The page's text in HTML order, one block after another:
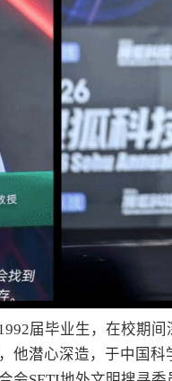
届毕业生，在校期
他潜心深造，于中国